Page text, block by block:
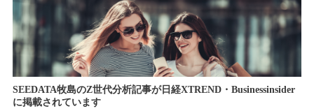
SEEDATA牧島のZ世代分析記事が日経XTREND・Businessinsider
に掲載されています